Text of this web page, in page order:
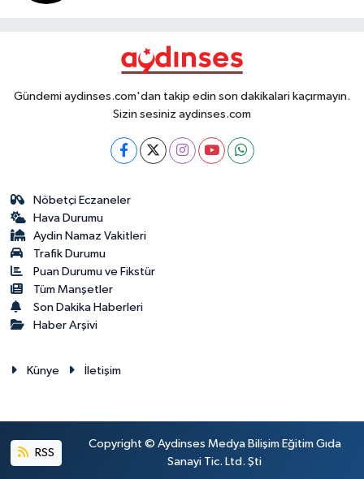
Gündemi aydinses.com'dan takip edin son dakikalari kaçırmayın.
Sizin sesiniz aydinses.com
Nöbetçi Eczaneler
Hava Durumu
Aydin Namaz Vakitleri
Trafik Durumu
Puan Durumu ve Fikstür
Tüm Manşetler
Son Dakika Haberleri
Haber Arşivi
Künye İletişim
RSS
Copyright © Aydinses Medya Bilişim Eğitim Gıda
Sanayi Tic. Ltd. Şti